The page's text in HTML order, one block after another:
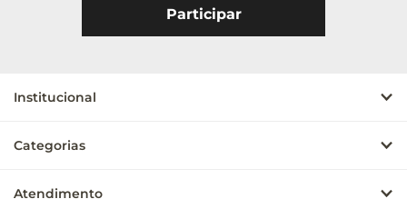
Institucional
Categorias
Atendimento